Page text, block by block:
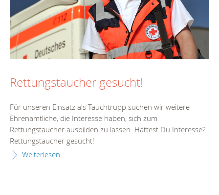
Rettungstaucher gesucht!
Für unseren Einsatz als Tauchtrupp suchen wir weitere
Ehrenamtliche, die Interesse haben, sich zum
Rettungstaucher ausbilden zu lassen. Hättest Du Interesse?
Rettungstaucher gesucht!
Weiterlesen